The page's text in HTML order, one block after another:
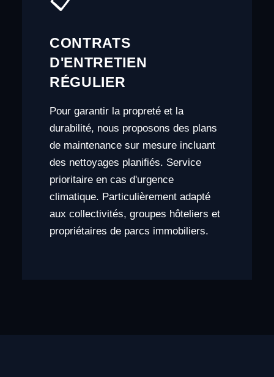
CONTRATS
D'ENTRETIEN
RÉGULIER
Pour garantir la propreté et la
durabilité, nous proposons des plans
de maintenance sur mesure incluant
des nettoyages planifiés. Service
prioritaire en cas d'urgence
climatique. Particulièrement adapté
aux collectivités, groupes hôteliers et
propriétaires de parcs immobiliers.